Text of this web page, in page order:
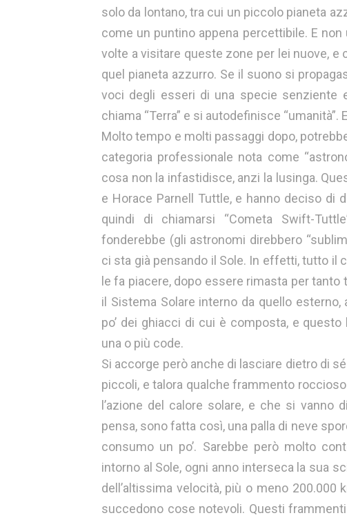
solo da lontano, tra cui un piccolo pianeta
come un puntino appena percettibile. E
volte a visitare queste zone per lei nuove, e
quel pianeta azzurro. Se il suono si
voci degli esseri di una specie senziente
chiama “Terra” e si autodefinisce
Molto tempo e molti passaggi dopo,
categoria professionale nota come
cosa non la infastidisce, anzi la lusinga.
e Horace Parnell Tuttle, e hanno deciso di
quindi di chiamarsi “Cometa Swift-
fonderebbe (gli astronomi direbbero
ci sta già pensando il Sole. In effetti, tutto il
le fa piacere, dopo essere rimasta per tanto
il Sistema Solare interno da quello
po’ dei ghiacci di cui è composta, e
una o più code.
Si accorge però anche di lasciare dietro di
piccoli, e talora qualche frammento
l’azione del calore solare, e che si vanno
pensa, sono fatta così, una palla di neve
consumo un po’. Sarebbe però molto
intorno al Sole, ogni anno interseca la sua
dell’altissima velocità, più o meno 200.000
succedono cose notevoli. Questi